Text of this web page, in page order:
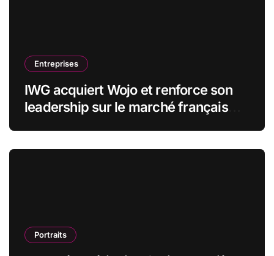
Entreprises
IWG acquiert Wojo et renforce son
leadership sur le marché français
Portraits